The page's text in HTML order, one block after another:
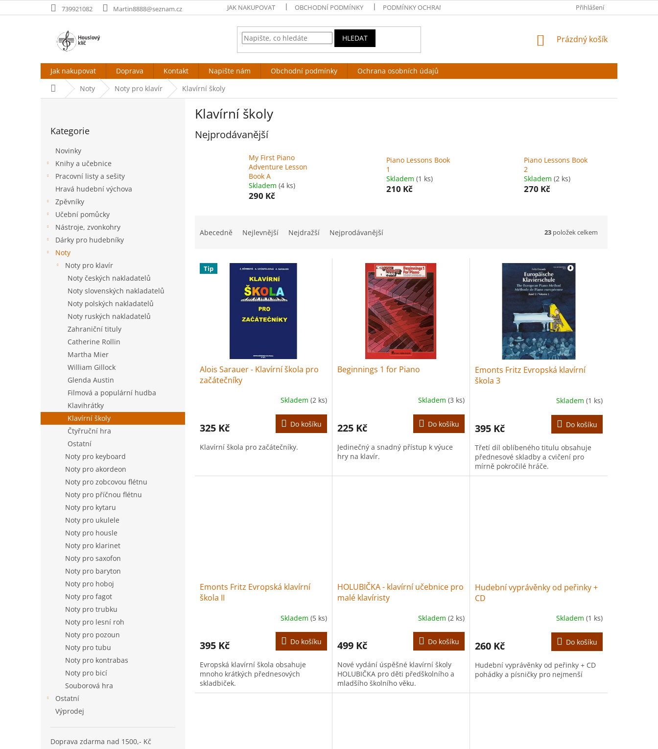
na
739921082 Martin8888@seznam.cz JAK NAKUPOVAT OBCHODNÍ PODMÍNKY PODMÍNKY OCHRANY OSOBNÍCH ÚDAJŮ Přihlášení
HLEDAT
NÁKUPNÍ
Prázdný košík
Jak nakupovat Doprava Kontakt Napište nám Obchodní podmínky
Ochrana osobních údajů
Domů Noty Noty pro klavír Klavírní školy
kategorie
Kategorie
Novinky
Knihy a učebnice
Pracovní listy a sešity
Hravá hudební výchova
Zpěvníky
Učební pomůcky
Nástroje, zvonkohry
Dárky pro hudebníky
Noty
Noty pro klavír
Noty českých nakladatelů
Noty slovenských nakladatelů
Noty polských nakladatelů
Noty ruských nakladatelů
Zahraniční tituly
Catherine Rollin
Martha Mier
William Gillock
Glenda Austin
Filmová a populární hudba
Klavihrátky
Klavírní školy
Čtyřruční hra
Ostatní
Noty pro keyboard
Noty pro akordeon
Noty pro zobcovou flétnu
Noty pro příčnou flétnu
Noty pro kytaru
Noty pro ukulele
Noty pro housle
Noty pro klarinet
Noty pro saxofon
Noty pro baryton
Noty pro hoboj
Noty pro fagot
Noty pro trubku
Noty pro lesní roh
Noty pro pozoun
Noty pro tubu
Noty pro kontrabas
Noty pro bicí
Souborová hra
Ostatní
Výprodej
Doprava zdarma nad 1500,- Kč
Klavírní školy
Nejprodávanější
My First Piano
Adventure Lesson
Book A
Skladem (4 ks)
290 Kč
Piano Lessons Book
1
Skladem (1 ks)
210 Kč
Piano Lessons Book
2
Skladem (2 ks)
270 Kč
n
Abecedně Nejlevnější Nejdražší Nejprodávanější 23 položek celkem
V Tip
Alois Sarauer - Klavírní škola pro
začátečníky
Skladem (2 ks)
325 Kč Do košíku
Klavírní škola pro začátečníky.
Beginnings 1 for Piano
Skladem (3 ks)
225 Kč Do košíku
Jedinečný a snadný přístup k výuce
hry na klavír.
Emonts Fritz Evropská klavírní
škola 3
Skladem (1 ks)
395 Kč Do košíku
Třetí díl oblíbeného titulu obsahuje
přednesové skladby a cvičení pro
mírně pokročilé hráče.
Emonts Fritz Evropská klavírní
škola II
Skladem (5 ks)
395 Kč Do košíku
Evropská klavírní škola obsahuje
mnoho krátkých přednesových
skladbiček.
HOLUBIČKA - klavírní učebnice pro
malé klavíristy
Skladem (2 ks)
499 Kč Do košíku
Nové vydání úspěšné klavírní školy
HOLUBIČKA pro děti předškolního a
mladšího školního věku.
Hudební vyprávěnky od peřinky +
CD
Skladem (1 ks)
260 Kč Do košíku
Hudební vyprávěnky od peřinky + CD
pohádky a písničky pro nejmenší